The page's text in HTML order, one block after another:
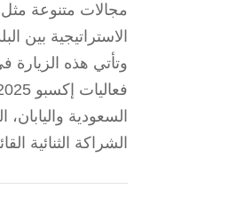
مجالات متنوعة مثل
الاستراتيجية بين
وتأتي هذه
الشراكة الثنائية